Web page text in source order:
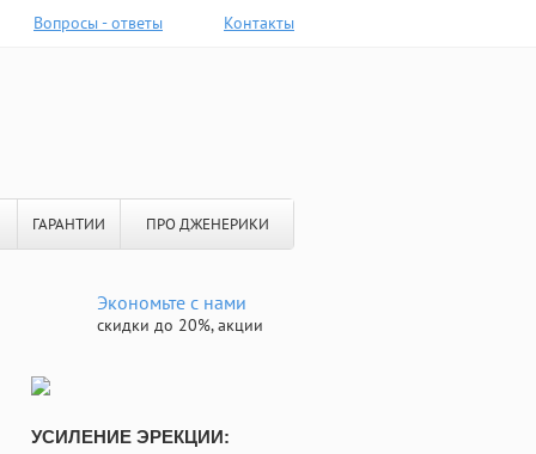
Вопросы - ответы Контакты
ГАРАНТИИ ПРО ДЖЕНЕРИКИ
Экономьте с нами
скидки до 20%, акции
УСИЛЕНИЕ ЭРЕКЦИИ: